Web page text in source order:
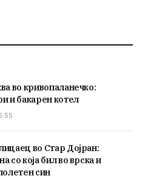
во кривопаланечко:
и бакарен котел
во Стар Дојран:
со која бил во врска и
син